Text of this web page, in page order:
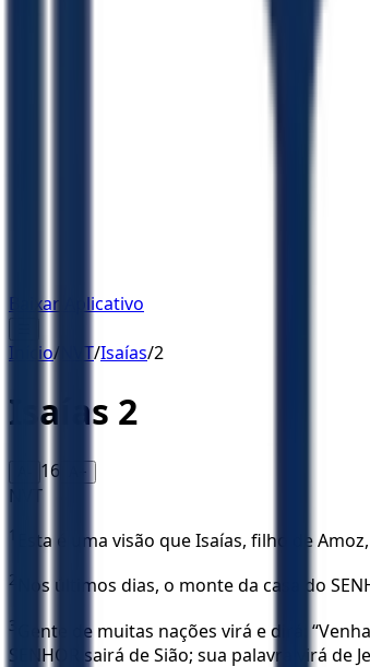
Baixar Aplicativo
Início/ NVT/Isaías/2
Isaías 2
16 A+
NVT
1 Esta é uma visão que Isaías, filho de
2 Nos últimos dias, o monte da casa do
3
Gente de muitas nações virá e dirá:
SENHOR sairá de Sião; sua palavra virá de